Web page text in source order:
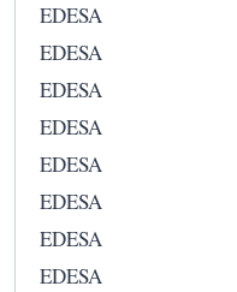
EDESA
EDESA
EDESA
EDESA
EDESA
EDESA
EDESA
EDESA